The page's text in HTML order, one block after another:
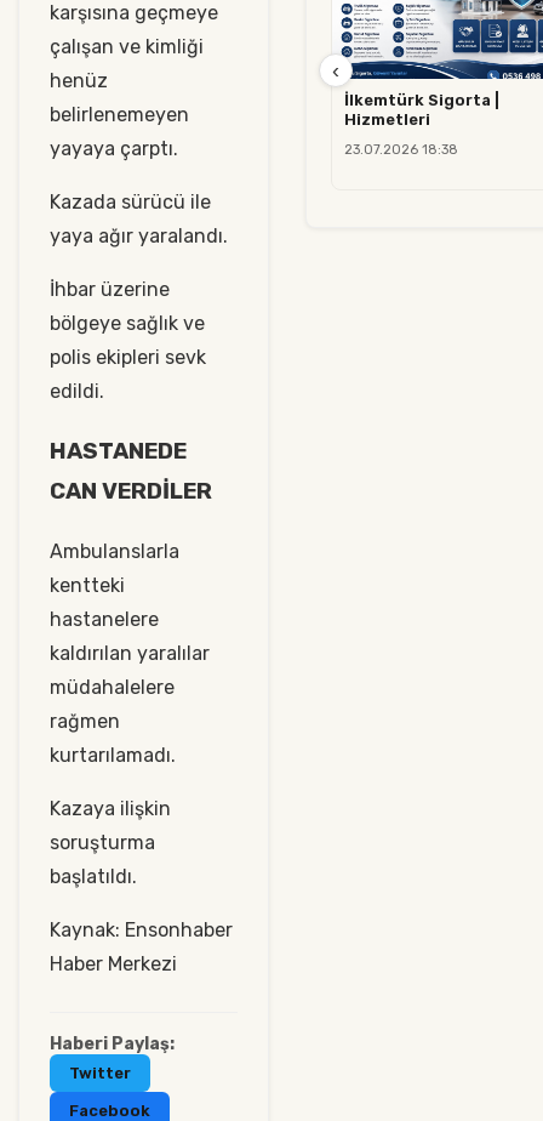
karşısına geçmeye
çalışan ve kimliği
henüz
belirlenemeyen
yayaya çarptı.
Kazada sürücü ile
yaya ağır yaralandı.
İhbar üzerine
bölgeye sağlık ve
polis ekipleri sevk
edildi.
HASTANEDE
CAN VERDİLER
Ambulanslarla
kentteki
hastanelere
kaldırılan yaralılar
müdahalelere
rağmen
kurtarılamadı.
Kazaya ilişkin
soruşturma
başlatıldı.
Kaynak: Ensonhaber
Haber Merkezi
Haberi Paylaş:
Twitter
Facebook
İlkemtürk Sigorta |
Hizmetleri
23.07.2026 18:38
‹